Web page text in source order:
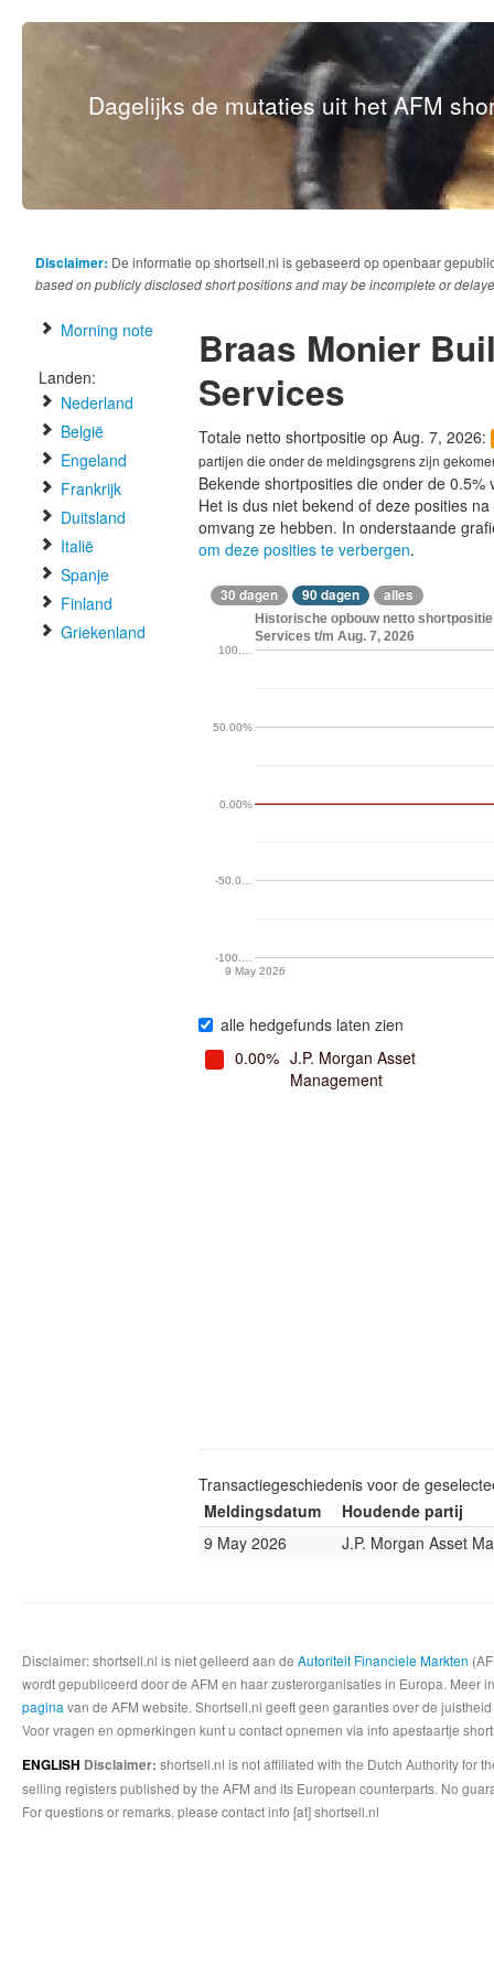
Dagelijks de mutaties uit het AFM
Disclaimer: De informatie op shortsell.nl is gebaseerd op openbaar
based on publicly disclosed short positions and may be incomplete or
Morning note
Landen:
Nederland
België
Engeland
Frankrijk
Duitsland
Italië
Spanje
Finland
Griekenland
Braas Monier
Services
Totale netto shortpositie op Aug. 7, 2026:
partijen die onder de meldingsgrens zijn
Bekende shortposities die onder de
Het is dus niet bekend of deze posities
omvang ze hebben. In onderstaande
om deze posities te verbergen.
30 dagen 90 dagen alles
Historische opbouw netto
Services t/m Aug. 7, 2026
9 May 2026
-100.…
-50.0…
0.00%
50.00%
100.…
alle hedgefunds laten zien
0.00% J.P. Morgan Asset
Management
Transactiegeschiedenis voor de
Meldingsdatum
Houdende partij
9 May 2026
J.P. Morgan Asset
Disclaimer: shortsell.nl is niet gelieerd aan de Autoriteit Financiele Markten
wordt gepubliceerd door de AFM en haar zusterorganisaties in Europa.
pagina van de AFM website. Shortsell.nl geeft geen garanties over de
Voor vragen en opmerkingen kunt u contact opnemen via info apestaartje
ENGLISH Disclaimer: shortsell.nl is not affiliated with the Dutch Authority for
selling registers published by the AFM and its European counterparts. No
For questions or remarks, please contact info [at] shortsell.nl